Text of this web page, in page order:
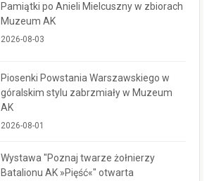
Pamiątki po Anieli Mielcuszny w zbiorach
Muzeum AK
2026-08-03
Piosenki Powstania Warszawskiego w
góralskim stylu zabrzmiały w Muzeum
AK
2026-08-01
Wystawa "Poznaj twarze żołnierzy
Batalionu AK »Pięść«" otwarta